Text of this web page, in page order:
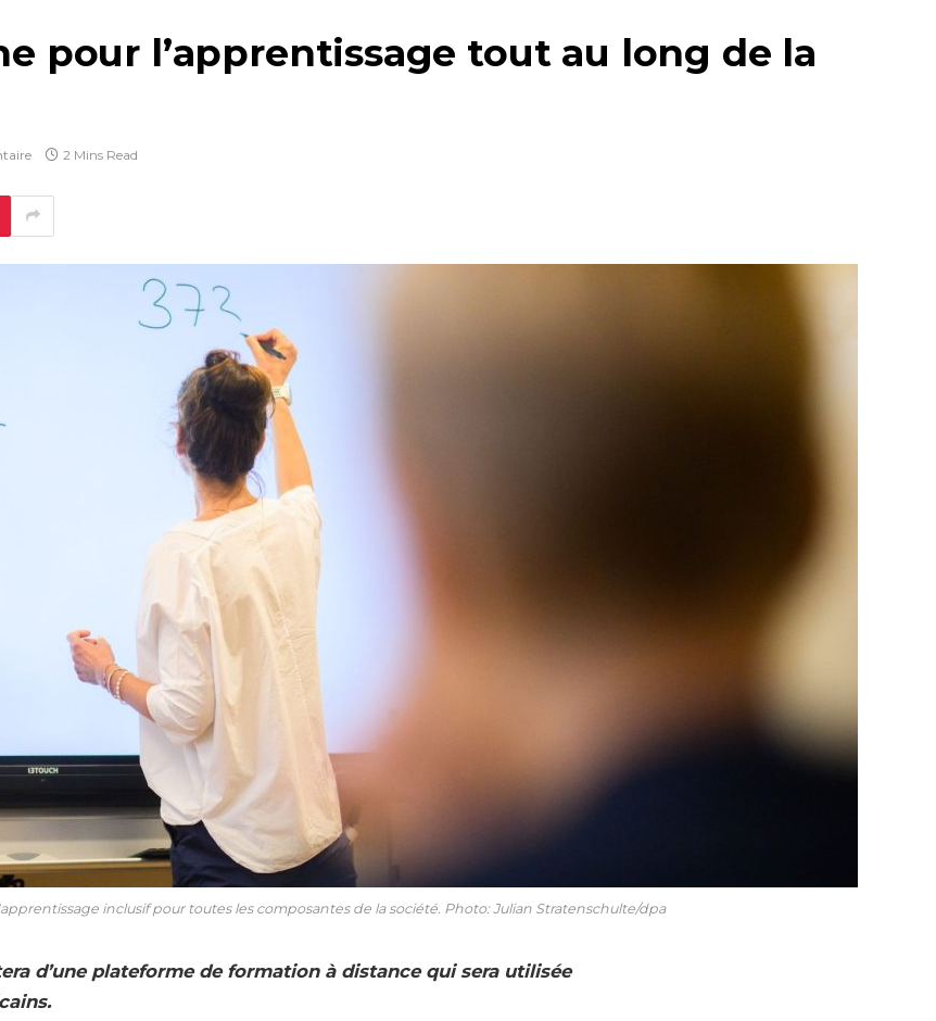
pour l’apprentissage tout au long de la
2 Mins Read
inclusif pour toutes les composantes de la société. Photo: Julian Stratenschulte/dpa
d’une plateforme de formation à distance qui sera utilisée